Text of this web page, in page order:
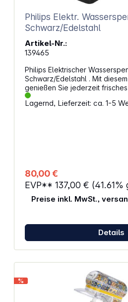
Philips Elektr. Wasserspender
Schwarz/Edelstahl
Artikel-Nr.:
139465
Philips Elektrischer
Schwarz/Edelstahl . Mit
genießen Sie jederzeit
ob bei Raumtemperatur oder
für unterschiedlichste
verlängert die Lebensdauer
verbessert die Wasserqualität Heißes Wasser auf
Knopfdruck Frisches, heißes Wasser ist in Sekunden
verfügbar Drei wählbare Temperaturstufen
ermöglichen eine individuelle
Mengenauswahl für Tassen,
Praktische Features für mehr Komfort
Filterlebensdauer erinnert an
Wechsel Keine Installation erforderlich – einfach
Auslaufen und schützt vor
wasserführenden
freiem Material gefertigt
Lagernd, Lieferzeit: ca. 1-5
80,00 €
EVP** 137,00 € (41.61%
Preise inkl. MwSt.,
Details
%